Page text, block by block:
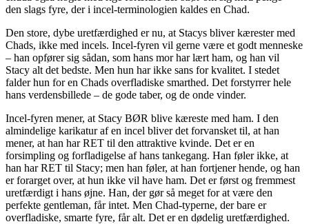
den slags fyre, der i incel-terminologien kaldes en Chad.
Den store, dybe uretfærdighed er nu, at Stacys bliver kærester med
Chads, ikke med incels. Incel-fyren vil gerne være et godt menneske
– han opfører sig sådan, som hans mor har lært ham, og han vil
Stacy alt det bedste. Men hun har ikke sans for kvalitet. I stedet
falder hun for en Chads overfladiske smarthed. Det forstyrrer hele
hans verdensbillede – de gode taber, og de onde vinder.
Incel-fyren mener, at Stacy BØR blive kæreste med ham. I den
almindelige karikatur af en incel bliver det forvansket til, at han
mener, at han har RET til den attraktive kvinde. Det er en
forsimpling og forfladigelse af hans tankegang. Han føler ikke, at
han har RET til Stacy; men han føler, at han fortjener hende, og han
er forarget over, at hun ikke vil have ham. Det er først og fremmest
uretfærdigt i hans øjne. Han, der gør så meget for at være den
perfekte gentleman, får intet. Men Chad-typerne, der bare er
overfladiske, smarte fyre, får alt. Det er en dødelig uretfærdighed.